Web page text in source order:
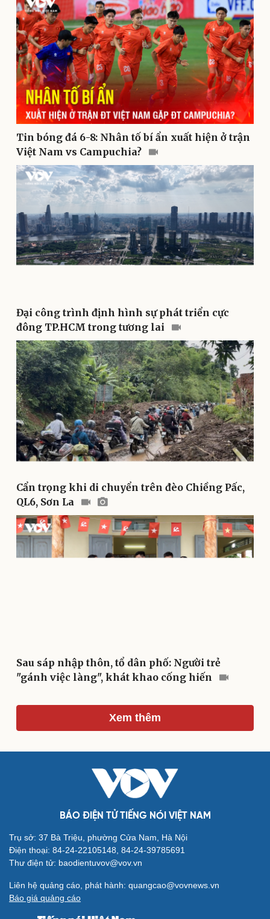
Sức khỏe
Dinh dưỡng - món ngon
Cây thuốc
Sản phụ khoa
Nhi khoa
Nam khoa
Làm đẹp - giảm cân
Phòng mạch online
Ăn sạch sống khỏe
Đời sống
Nhà đẹp
Blog
Tình yêu - Gia đình
Sân khấu - Điện ảnh
Văn học
Âm nhạc
Di sản
Nghệ sĩ
Thời trang
Sao Việt
Du lịch
Tư vấn
Săn Tour
check-in
Podcast
Câu chuyện thời sự
Đọc truyện đêm khuya
Cửa sổ tình yêu
Tin bóng đá 6-8: Nhân tố bí ẩn xuất hiện ở trận
Việt Nam vs Campuchia?
Đại công trình định hình sự phát triển cực
đông TP.HCM trong tương lai
Cẩn trọng khi di chuyển trên đèo Chiềng Pấc,
QL6, Sơn La
Sau sáp nhập thôn, tổ dân phố: Người trẻ
"gánh việc làng", khát khao cống hiến
Xem thêm
BÁO ĐIỆN TỬ TIẾNG NÓI VIỆT NAM
Trụ sở: 37 Bà Triệu, phường Cửa Nam, Hà Nội
Điện thoại: 84-24-22105148, 84-24-39785691
Thư điện tử: baodientuvov@vov.vn
Liên hệ quảng cáo, phát hành: quangcao@vovnews.vn
Báo giá quảng cáo